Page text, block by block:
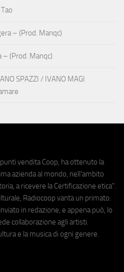
– (Prod. Manqc)
– (Prod. Manqc)
SPAZZI / IVANO MAGI
vendita Coop, ha ottenuto la
azienda al mondo, nell'ambito
a ricevere la Certificazione etica".
Radiocoop vanta un primato:
in redazione, e appena può, lo
collaborazione agli artisti.
e la musica di ogni genere.